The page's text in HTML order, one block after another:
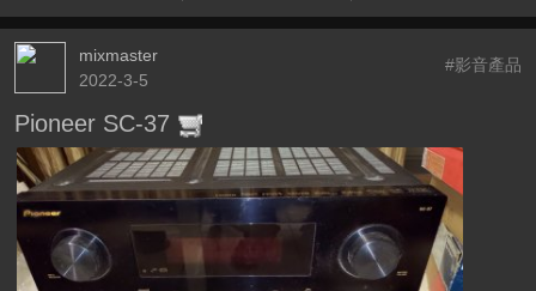
mixmaster
2022-3-5
#影音產品
Pioneer SC-37